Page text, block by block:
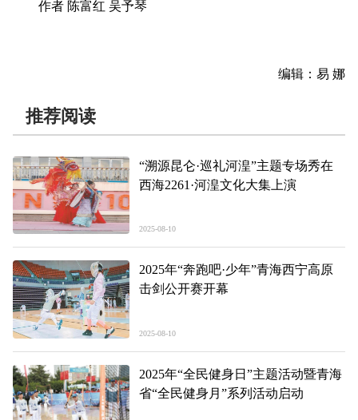
作者 陈富红 吴予琴
编辑：易 娜
推荐阅读
“溯源昆仑·巡礼河湟”主题专场秀在
西海2261·河湟文化大集上演
2025-08-10
2025年“奔跑吧·少年”青海西宁高原
击剑公开赛开幕
2025-08-10
2025年“全民健身日”主题活动暨青海
省“全民健身月”系列活动启动